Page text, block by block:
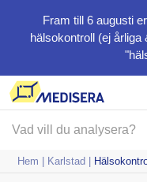
Hem | Karlstad |
Fram till 6 augusti
hälsokontroll (ej årliga